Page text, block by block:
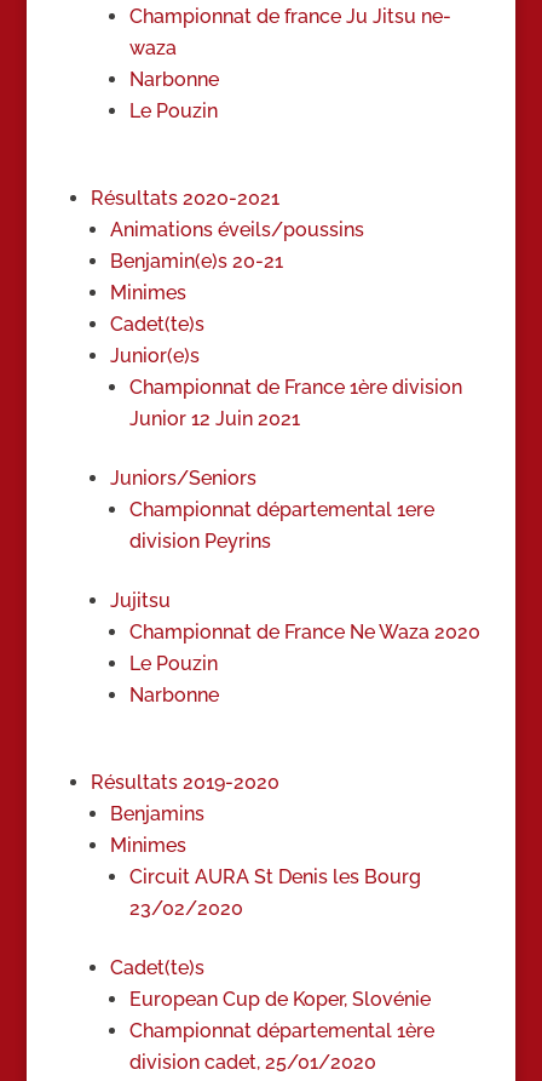
Championnat de france Ju Jitsu ne-
waza
Narbonne
Le Pouzin
Résultats 2020-2021
Animations éveils/poussins
Benjamin(e)s 20-21
Minimes
Cadet(te)s
Junior(e)s
Championnat de France 1ère division
Junior 12 Juin 2021
Juniors/Seniors
Championnat départemental 1ere
division Peyrins
Jujitsu
Championnat de France Ne Waza 2020
Le Pouzin
Narbonne
Résultats 2019-2020
Benjamins
Minimes
Circuit AURA St Denis les Bourg
23/02/2020
Cadet(te)s
European Cup de Koper, Slovénie
Championnat départemental 1ère
division cadet, 25/01/2020